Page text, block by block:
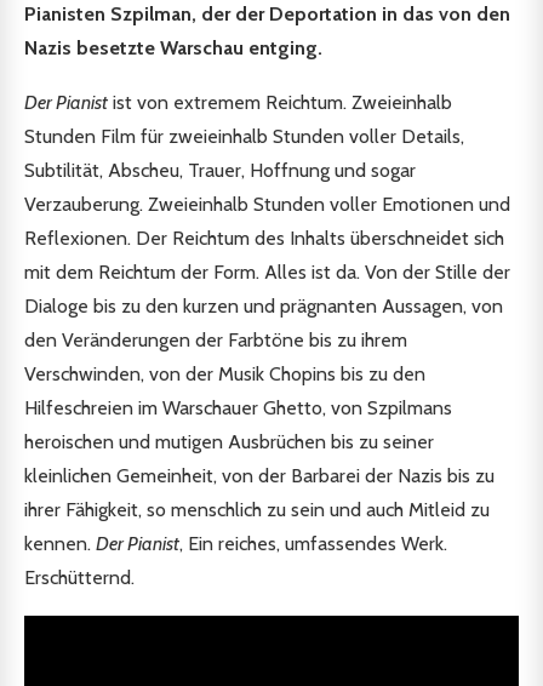
Pianisten Szpilman, der der Deportation in das von den
Nazis besetzte Warschau entging.
Der Pianist ist von extremem Reichtum. Zweieinhalb
Stunden Film für zweieinhalb Stunden voller Details,
Subtilität, Abscheu, Trauer, Hoffnung und sogar
Verzauberung. Zweieinhalb Stunden voller Emotionen und
Reflexionen. Der Reichtum des Inhalts überschneidet sich
mit dem Reichtum der Form. Alles ist da. Von der Stille der
Dialoge bis zu den kurzen und prägnanten Aussagen, von
den Veränderungen der Farbtöne bis zu ihrem
Verschwinden, von der Musik Chopins bis zu den
Hilfeschreien im Warschauer Ghetto, von Szpilmans
heroischen und mutigen Ausbrüchen bis zu seiner
kleinlichen Gemeinheit, von der Barbarei der Nazis bis zu
ihrer Fähigkeit, so menschlich zu sein und auch Mitleid zu
kennen. Der Pianist, Ein reiches, umfassendes Werk.
Erschütternd.